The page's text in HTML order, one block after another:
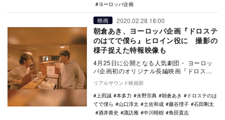
ヨーロッパ企画
映画 2020.02.28 18:00
朝倉あき、ヨーロッパ企画『ドロステ
のはてで僕ら』ヒロイン役に 撮影の
様子捉えた特報映像も
4月25日に公開となる人気劇団・ ヨーロッ
パ企画初のオリジナル長編映画『ドロステ
のはてで僕ら』に、ヒロイン役で朝倉あき
が出演する…
リアルサウンド映画部
上田誠
本多力 永野宗典 朝倉あき
ドロステのは
てで僕ら
山口淳太 土佐和成 藤谷理子
石田剛太
酒井善史
諏訪雅 中川晴樹 角田貴志